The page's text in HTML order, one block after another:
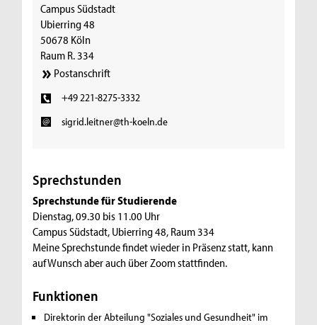
Campus Südstadt
Ubierring 48
50678 Köln
Raum R. 334
Postanschrift
+49 221-8275-3332
sigrid.leitner@th-koeln.de
Sprechstunden
Sprechstunde für Studierende
Dienstag, 09.30 bis 11.00 Uhr
Campus Südstadt, Ubierring 48, Raum 334
Meine Sprechstunde findet wieder in Präsenz statt, kann
auf Wunsch aber auch über Zoom stattfinden.
Funktionen
Direktorin der Abteilung "Soziales und Gesundheit" im